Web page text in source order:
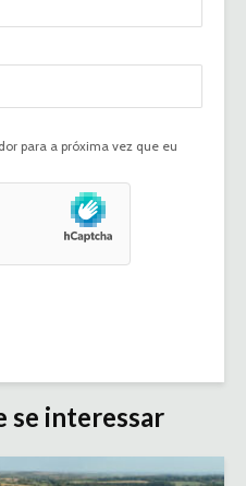
para a próxima vez que eu
se interessar